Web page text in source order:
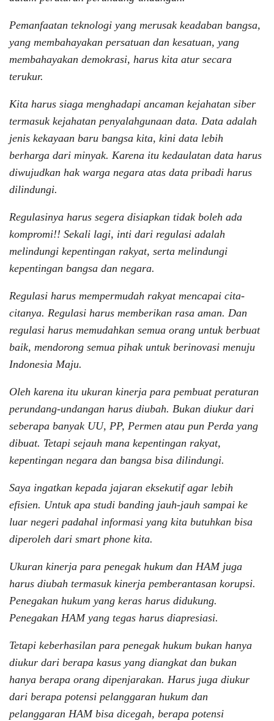
Pemanfaatan teknologi yang merusak keadaban bangsa,
yang membahayakan persatuan dan kesatuan, yang
membahayakan demokrasi, harus kita atur secara
terukur.
Kita harus siaga menghadapi ancaman kejahatan siber
termasuk kejahatan penyalahgunaan data. Data adalah
jenis kekayaan baru bangsa kita, kini data lebih
berharga dari minyak. Karena itu kedaulatan data harus
diwujudkan hak warga negara atas data pribadi harus
dilindungi.
Regulasinya harus segera disiapkan tidak boleh ada
kompromi!! Sekali lagi, inti dari regulasi adalah
melindungi kepentingan rakyat, serta melindungi
kepentingan bangsa dan negara.
Regulasi harus mempermudah rakyat mencapai cita-
citanya. Regulasi harus memberikan rasa aman. Dan
regulasi harus memudahkan semua orang untuk berbuat
baik, mendorong semua pihak untuk berinovasi menuju
Indonesia Maju.
Oleh karena itu ukuran kinerja para pembuat peraturan
perundang-undangan harus diubah. Bukan diukur dari
seberapa banyak UU, PP, Permen atau pun Perda yang
dibuat. Tetapi sejauh mana kepentingan rakyat,
kepentingan negara dan bangsa bisa dilindungi.
Saya ingatkan kepada jajaran eksekutif agar lebih
efisien. Untuk apa studi banding jauh-jauh sampai ke
luar negeri padahal informasi yang kita butuhkan bisa
diperoleh dari smart phone kita.
Ukuran kinerja para penegak hukum dan HAM juga
harus diubah termasuk kinerja pemberantasan korupsi.
Penegakan hukum yang keras harus didukung.
Penegakan HAM yang tegas harus diapresiasi.
Tetapi keberhasilan para penegak hukum bukan hanya
diukur dari berapa kasus yang diangkat dan bukan
hanya berapa orang dipenjarakan. Harus juga diukur
dari berapa potensi pelanggaran hukum dan
pelanggaran HAM bisa dicegah, berapa potensi